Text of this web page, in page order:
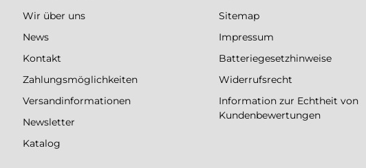
Wir über uns
News
Kontakt
Zahlungsmöglichkeiten
Versandinformationen
Newsletter
Katalog
Sitemap
Impressum
Batteriegesetzhinweise
Widerrufsrecht
Information zur Echtheit von
Kundenbewertungen